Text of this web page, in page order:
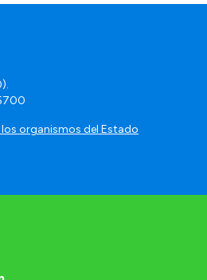
los organismos del Estado